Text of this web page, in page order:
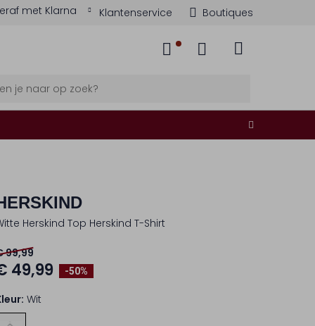
met Klarna Klantenservice Boutiques
Herskind Top Herskind T-Shirt
-50%
99,99
49,99
Wit